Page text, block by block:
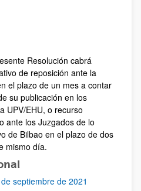
Resolución cabrá
de reposición ante la
el plazo de un mes a contar
su publicación en los
UPV/EHU, o recurso
ante los Juzgados de lo
de Bilbao en el plazo de dos
mismo día.
septiembre de 2021